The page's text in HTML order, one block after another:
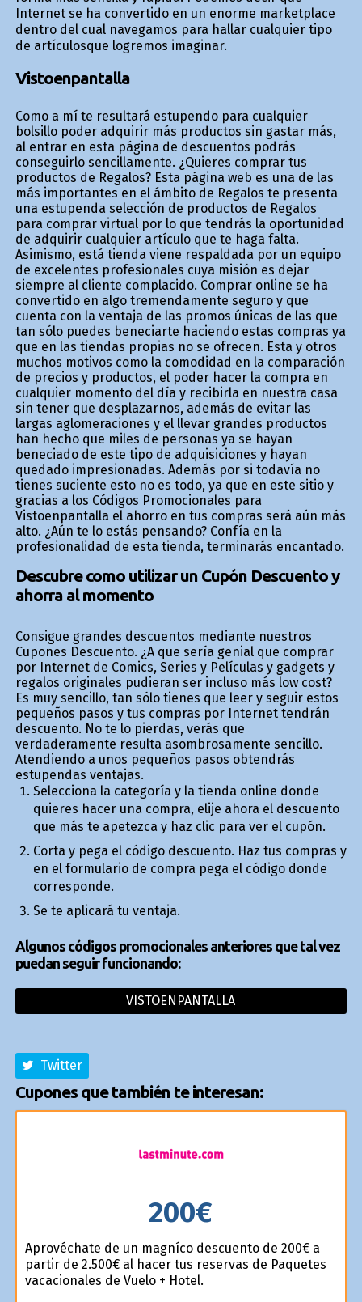
Internet se ha convertido en un enorme marketplace
dentro del cual navegamos para hallar cualquier tipo
de artículosque logremos imaginar.
Vistoenpantalla
Como a mí te resultará estupendo para cualquier
bolsillo poder adquirir más productos sin gastar más,
al entrar en esta página de descuentos podrás
conseguirlo sencillamente. ¿Quieres comprar tus
productos de Regalos? Esta página web es una de las
más importantes en el ámbito de Regalos te presenta
una estupenda selección de productos de Regalos
para comprar virtual por lo que tendrás la oportunidad
de adquirir cualquier artículo que te haga falta.
Asimismo, está tienda viene respaldada por un equipo
de excelentes profesionales cuya misión es dejar
siempre al cliente complacido. Comprar online se ha
convertido en algo tremendamente seguro y que
cuenta con la ventaja de las promos únicas de las que
tan sólo puedes beneficiarte haciendo estas compras ya
que en las tiendas propias no se ofrecen. Esta y otros
muchos motivos como la comodidad en la comparación
de precios y productos, el poder hacer la compra en
cualquier momento del día y recibirla en nuestra casa
sin tener que desplazarnos, además de evitar las
largas aglomeraciones y el llevar grandes productos
han hecho que miles de personas ya se hayan
beneficiado de este tipo de adquisiciones y hayan
quedado impresionadas. Además por si todavía no
tienes suficiente esto no es todo, ya que en este sitio y
gracias a los Códigos Promocionales para
Vistoenpantalla el ahorro en tus compras será aún más
alto. ¿Aún te lo estás pensando? Confía en la
profesionalidad de esta tienda, terminarás encantado.
Descubre como utilizar un Cupón Descuento y
ahorra al momento
Consigue grandes descuentos mediante nuestros
Cupones Descuento. ¿A que sería genial que comprar
por Internet de Comics, Series y Películas y gadgets y
regalos originales pudieran ser incluso más low cost?
Es muy sencillo, tan sólo tienes que leer y seguir estos
pequeños pasos y tus compras por Internet tendrán
descuento. No te lo pierdas, verás que
verdaderamente resulta asombrosamente sencillo.
Atendiendo a unos pequeños pasos obtendrás
estupendas ventajas.
Selecciona la categoría y la tienda online donde
quieres hacer una compra, elije ahora el descuento
que más te apetezca y haz clic para ver el cupón.
Corta y pega el código descuento. Haz tus compras y
en el formulario de compra pega el código donde
corresponde.
Se te aplicará tu ventaja.
Algunos códigos promocionales anteriores que tal vez
puedan seguir funcionando:
VISTOENPANTALLA
Twitter
Cupones que también te interesan:
200€
Aprovéchate de un magnífico descuento de 200€ a
partir de 2.500€ al hacer tus reservas de Paquetes
vacacionales de Vuelo + Hotel.